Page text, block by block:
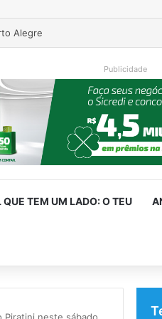
Alegre
Publicidade
QUE TEM UM LADO: O TEU